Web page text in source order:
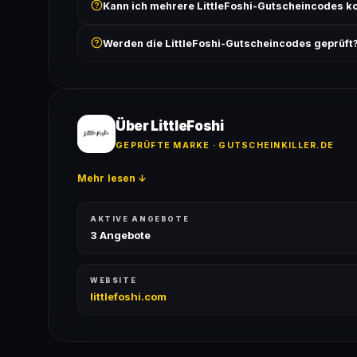
Bedingungen findest du unter „Details".
Kann ich mehrere LittleFoshi-Gutscheincodes
ausgeschlossen, sofern die Angebotsbedingungen
Werden die LittleFoshi-Gutscheincodes geprüft?
Über LittleFoshi
GEPRÜFTE MARKE · GUTSCHEINKILLER.DE
Mehr lesen ↓
AKTIVE ANGEBOTE
3 Angebote
WEBSITE
littlefoshi.com